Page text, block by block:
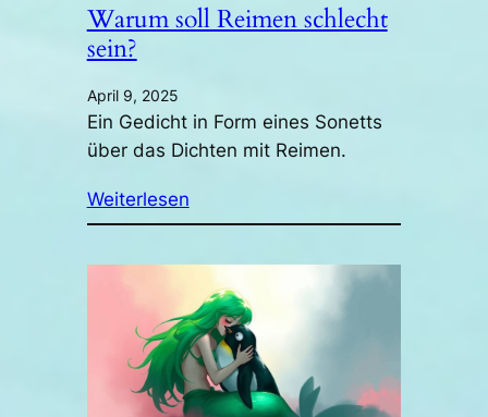
Warum soll Reimen schlecht
sein?
April 9, 2025
Ein Gedicht in Form eines Sonetts
über das Dichten mit Reimen.
Weiterlesen